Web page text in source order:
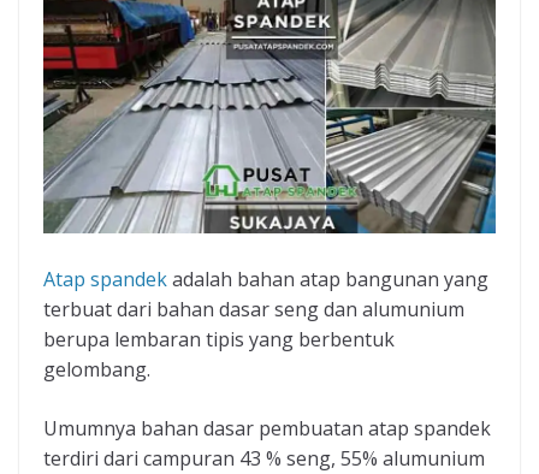
Atap spandekadalah bahan atap bangunan yang
terbuat dari bahan dasar seng dan alumunium
berupa lembaran tipis yang berbentuk
gelombang.
Umumnya bahan dasar pembuatan atap spandek
terdiri dari campuran 43 % seng, 55% alumunium